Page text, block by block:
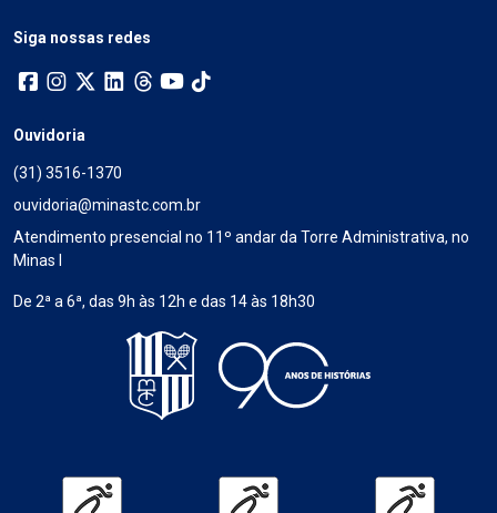
Siga nossas redes
Ouvidoria
(31) 3516-1370
ouvidoria@minastc.com.br
Atendimento presencial no 11º andar da Torre Administrativa, no
Minas I
De 2ª a 6ª, das 9h às 12h e das 14 às 18h30